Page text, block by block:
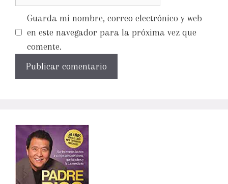
Guarda mi nombre, correo electrónico y web
en este navegador para la próxima vez que
comente.